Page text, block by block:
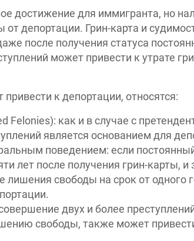
достижение для иммигранта, но
депортации. Грин-карта и
после получения статуса
может привести к утрате
к депортации, относятся:
Felonies): как и в случае с
является основанием для
поведением: если
лет после получения грин-карты, и
лишения свободы на срок от одного
двух и более
свободы, также может